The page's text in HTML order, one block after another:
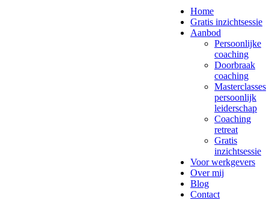
Home
Gratis inzichtsessie
Aanbod
Persoonlijke
coaching
Doorbraak
coaching
Masterclasses
persoonlijk
leiderschap
Coaching
retreat
Gratis
inzichtsessie
Voor werkgevers
Over mij
Blog
Contact